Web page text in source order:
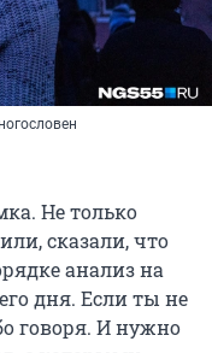
Не только
сказали, что
анализ на
дня. Если ты не
говоря. И нужно